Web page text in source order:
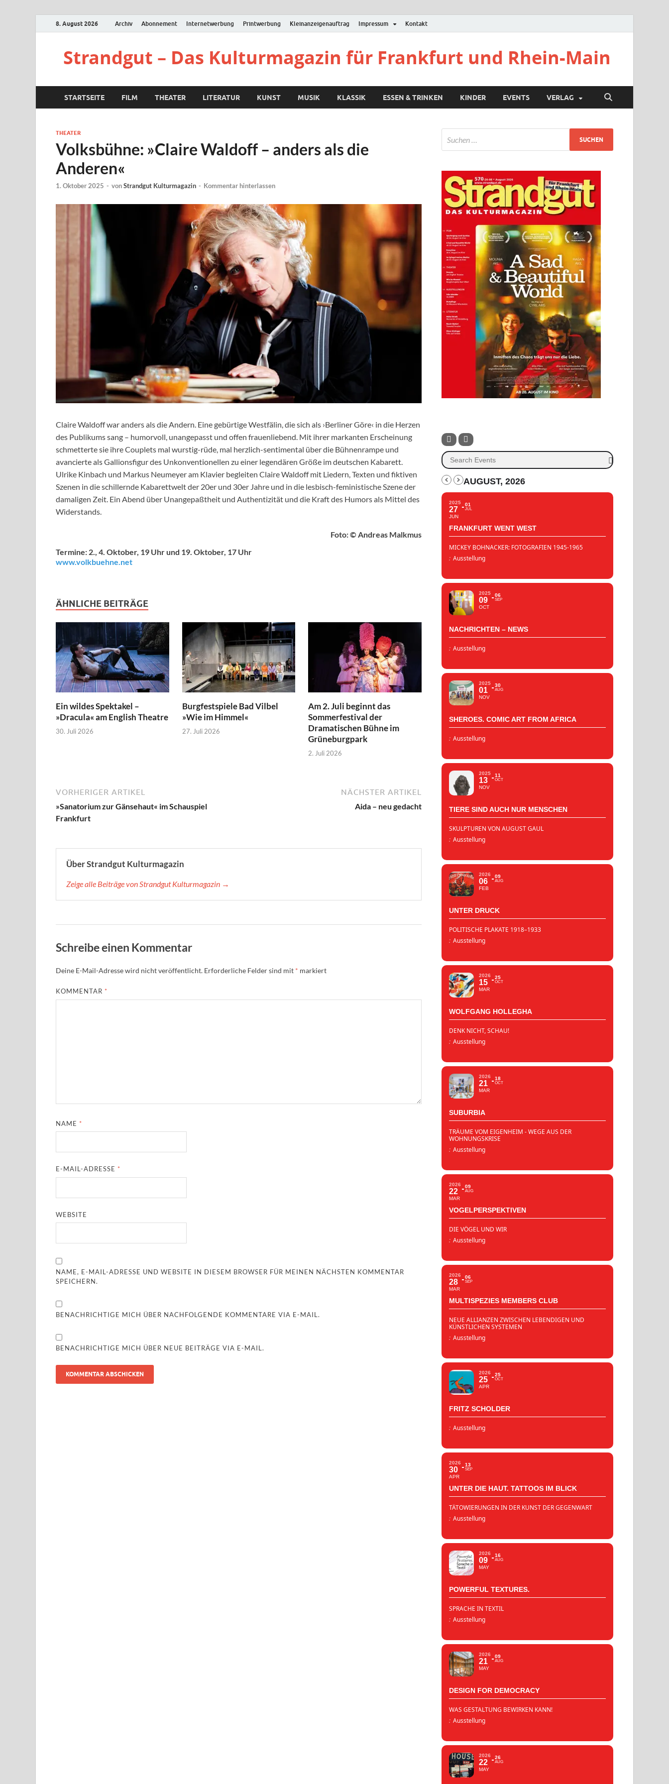
8. August 2026 Archiv Abonnement Internetwerbung Printwerbung Kleinanzeigenauftrag Impressum Kontakt
Strandgut – Das Kulturmagazin für Frankfurt und Rhein-Main
STARTSEITE FILM THEATER LITERATUR KUNST MUSIK KLASSIK ESSEN & TRINKEN KINDER EVENTS VERLAG
THEATER
Volksbühne: »Claire Waldoff – anders als die
Anderen«
1. Oktober 2025 - vonStrandgut Kulturmagazin - Kommentar hinterlassen
Claire Waldoff war anders als die Andern. Eine gebürtige Westfälin, die sich als ›Berliner Göre‹ in die Herzen
des Publikums sang – humorvoll, unangepasst und offen frauenliebend. Mit ihrer markanten Erscheinung
schmetterte sie ihre Couplets mal wurstig-rüde, mal herzlich-sentimental über die Bühnenrampe und
avancierte als Gallionsfigur des Unkonventionellen zu einer legendären Größe im deutschen Kabarett.
Ulrike Kinbach und Markus Neumeyer am Klavier begleiten Claire Waldoff mit Liedern, Texten und fiktiven
Szenen in die schillernde Kabarettwelt der 20er und 30er Jahre und in die lesbisch-feministische Szene der
damaligen Zeit. Ein Abend über Unangepaßtheit und Authentizität und die Kraft des Humors als Mittel des
Widerstands.
Foto: © Andreas Malkmus
Termine: 2., 4. Oktober, 19 Uhr und 19. Oktober, 17 Uhr
www.volkbuehne.net
ÄHNLICHE BEITRÄGE
Ein wildes Spektakel –
»Dracula« am English Theatre
30. Juli 2026
Burgfestspiele Bad Vilbel
»Wie im Himmel«
27. Juli 2026
Am 2. Juli beginnt das
Sommerfestival der
Dramatischen Bühne im
Grüneburgpark
2. Juli 2026
VORHERIGER ARTIKEL
»Sanatorium zur Gänsehaut« im Schauspiel
Frankfurt
NÄCHSTER ARTIKEL
Aida – neu gedacht
Über Strandgut Kulturmagazin
Zeige alle Beiträge von Strandgut Kulturmagazin →
Schreibe einen Kommentar
Deine E-Mail-Adresse wird nicht veröffentlicht. Erforderliche Felder sind mit * markiert
KOMMENTAR *
NAME *
E-MAIL-ADRESSE *
WEBSITE
NAME, E-MAIL-ADRESSE UND WEBSITE IN DIESEM BROWSER FÜR MEINEN NÄCHSTEN KOMMENTAR
SPEICHERN.
BENACHRICHTIGE MICH ÜBER NACHFOLGENDE KOMMENTARE VIA E-MAIL.
BENACHRICHTIGE MICH ÜBER NEUE BEITRÄGE VIA E-MAIL.
AUGUST, 2026
2025
27
JUN
01
JUL
FRANKFURT WENT WEST
MICKEY BOHNACKER: FOTOGRAFIEN 1945-1965
: Ausstellung
2025
09
OCT
06
SEP
NACHRICHTEN – NEWS
: Ausstellung
2025
01
NOV
30
AUG
SHEROES. COMIC ART FROM AFRICA
: Ausstellung
2025
13
NOV
11
OCT
TIERE SIND AUCH NUR MENSCHEN
SKULPTUREN VON AUGUST GAUL
: Ausstellung
2026
06
FEB
09
AUG
UNTER DRUCK
POLITISCHE PLAKATE 1918–1933
: Ausstellung
2026
15
MAR
25
OCT
WOLFGANG HOLLEGHA
DENK NICHT, SCHAU!
: Ausstellung
2026
21
MAR
18
OCT
SUBURBIA
TRÄUME VOM EIGENHEIM - WEGE AUS DER
WOHNUNGSKRISE
: Ausstellung
2026
22
MAR
09
AUG
VOGELPERSPEKTIVEN
DIE VÖGEL UND WIR
: Ausstellung
2026
28
MAR
06
SEP
MULTISPEZIES MEMBERS CLUB
NEUE ALLIANZEN ZWISCHEN LEBENDIGEN UND
KÜNSTLICHEN SYSTEMEN
: Ausstellung
2026
25
APR
25
OCT
FRITZ SCHOLDER
: Ausstellung
2026
30
APR
13
SEP
UNTER DIE HAUT. TATTOOS IM BLICK
TÄTOWIERUNGEN IN DER KUNST DER GEGENWART
: Ausstellung
2026
09
MAY
16
AUG
POWERFUL TEXTURES.
SPRACHE IN TEXTIL
: Ausstellung
2026
21
MAY
09
AUG
DESIGN FOR DEMOCRACY
WAS GESTALTUNG BEWIRKEN KANN!
: Ausstellung
2026
22
MAY
26
AUG